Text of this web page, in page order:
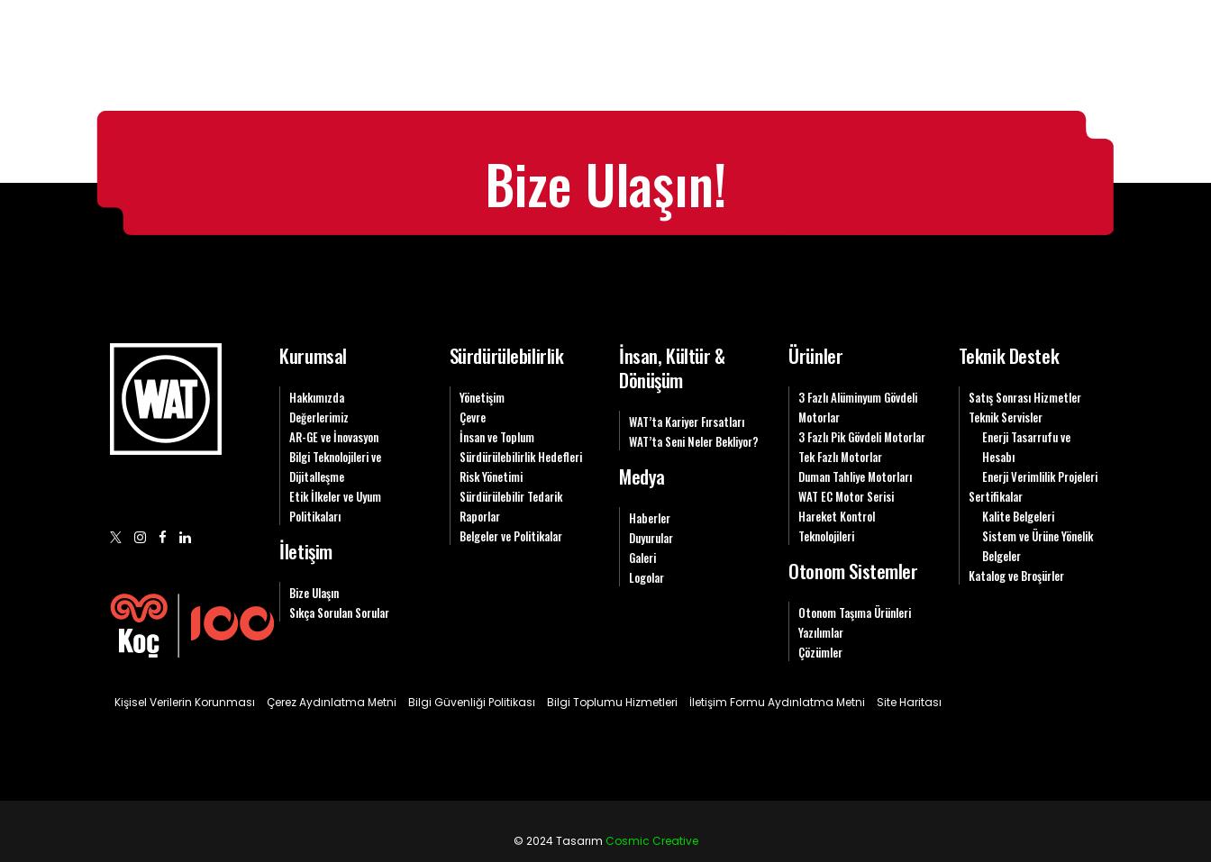
Bize Ulaşın!
Kurumsal
Hakkımızda
Değerlerimiz
AR-GE ve İnovasyon
Bilgi Teknolojileri ve
Dijitalleşme
Etik İlkeler ve Uyum
Politikaları
İletişim
Bize Ulaşın
Sıkça Sorulan Sorular
Sürdürülebilirlik
Yönetişim
Çevre
İnsan ve Toplum
Sürdürülebilirlik Hedefleri
Risk Yönetimi
Sürdürülebilir Tedarik
Raporlar
Belgeler ve Politikalar
İnsan, Kültür &
Dönüşüm
WAT’ta Kariyer Fırsatları
WAT’ta Seni Neler Bekliyor?
Medya
Haberler
Duyurular
Galeri
Logolar
Ürünler
3 Fazlı Alüminyum Gövdeli
Motorlar
3 Fazlı Pik Gövdeli Motorlar
Tek Fazlı Motorlar
Duman Tahliye Motorları
WAT EC Motor Serisi
Hareket Kontrol
Teknolojileri
Otonom Sistemler
Otonom Taşıma Ürünleri
Yazılımlar
Çözümler
Teknik Destek
Satış Sonrası Hizmetler
Teknik Servisler
Enerji Tasarrufu ve
Hesabı
Enerji Verimlilik Projeleri
Sertifikalar
Kalite Belgeleri
Sistem ve Ürüne Yönelik
Belgeler
Katalog ve Broşürler
Kişisel Verilerin Korunması Çerez Aydınlatma Metni Bilgi Güvenliği Politikası Bilgi Toplumu Hizmetleri İletişim Formu Aydınlatma Metni Site Haritası
© 2024 Tasarım Cosmic Creative